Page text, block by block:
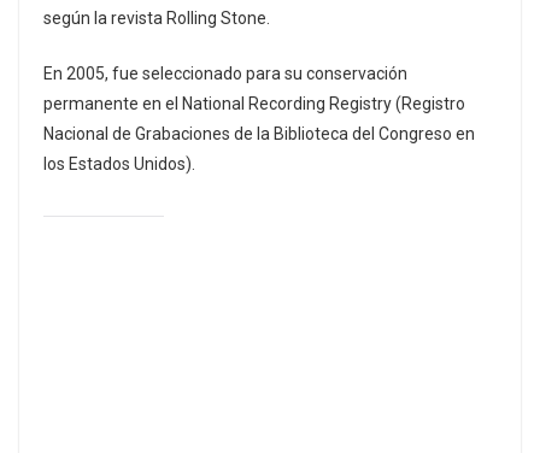
según la revista Rolling Stone.
En 2005, fue seleccionado para su conservación
permanente en el National Recording Registry (Registro
Nacional de Grabaciones de la Biblioteca del Congreso en
los Estados Unidos).